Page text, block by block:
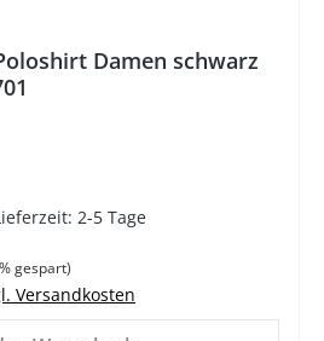
Damen schwarz
2-5 Tage
gespart)
Versandkosten